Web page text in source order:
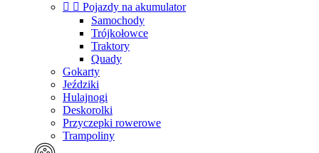
  Pojazdy na akumulator
Samochody
Trójkołowce
Traktory
Quady
Gokarty
Jeździki
Hulajnogi
Deskorolki
Przyczepki rowerowe
Trampoliny